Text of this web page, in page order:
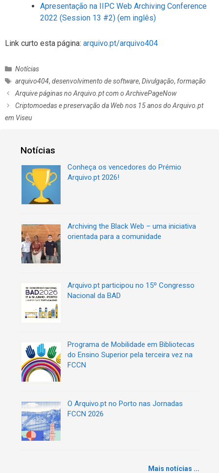
Apresentação na IIPC Web Archiving Conference
2022 (Session 13 #2) (em inglês)
Link curto esta página: arquivo.pt/arquivo404
C
a
g
o
Notícias
E
t
u
arquivo404,desenvolvimento de software,Divulgação, formação
N
a
Arquive páginas no Arquivo.pt com o ArchivePageNow
Criptomoedas e preservação da Web nos 15 anos do Arquivo.pt
em Viseu
Notícias
Conheça os vencedores do Prémio
Arquivo.pt 2026!
Archiving the Black Web – uma iniciativa
orientada para a comunidade
Arquivo.pt participou no 15º Congresso
Nacional da BAD
Programa de Mobilidade em Bibliotecas
do Ensino Superior pela terceira vez na
FCCN
O Arquivo.pt no Porto nas Jornadas
FCCN 2026
Mais notícias ...